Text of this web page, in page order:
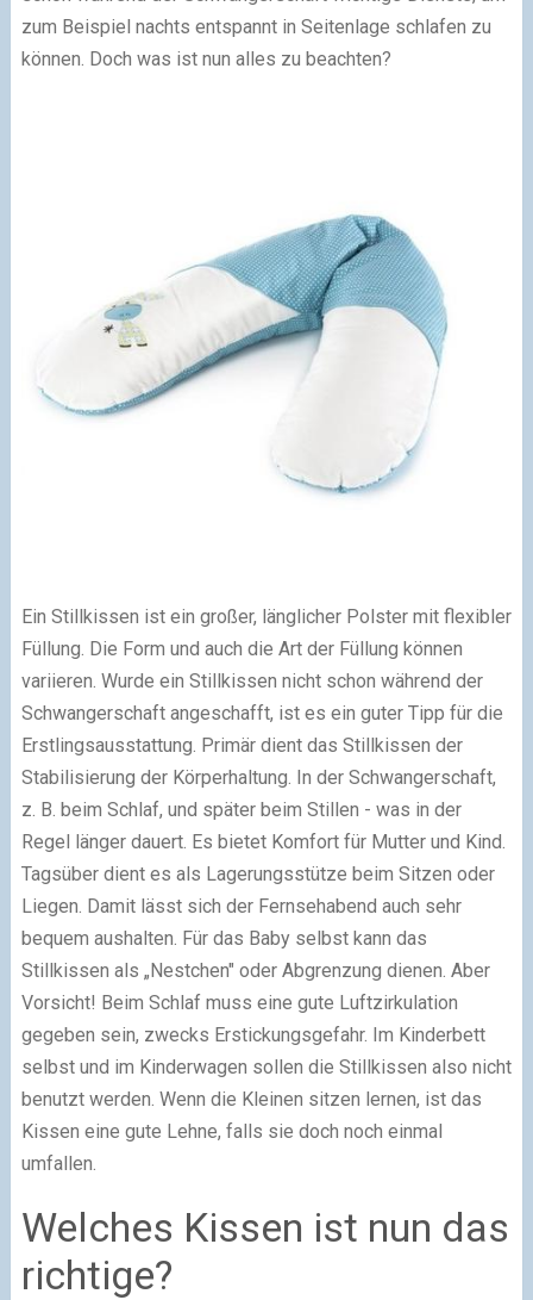
zum Beispiel nachts entspannt in Seitenlage schlafen zu
können. Doch was ist nun alles zu beachten?
Ein Stillkissen ist ein großer, länglicher Polster mit flexibler
Füllung. Die Form und auch die Art der Füllung können
variieren. Wurde ein Stillkissen nicht schon während der
Schwangerschaft angeschafft, ist es ein guter Tipp für die
Erstlingsausstattung. Primär dient das Stillkissen der
Stabilisierung der Körperhaltung. In der Schwangerschaft,
z. B. beim Schlaf, und später beim Stillen - was in der
Regel länger dauert. Es bietet Komfort für Mutter und Kind.
Tagsüber dient es als Lagerungsstütze beim Sitzen oder
Liegen. Damit lässt sich der Fernsehabend auch sehr
bequem aushalten. Für das Baby selbst kann das
Stillkissen als „Nestchen" oder Abgrenzung dienen. Aber
Vorsicht! Beim Schlaf muss eine gute Luftzirkulation
gegeben sein, zwecks Erstickungsgefahr. Im Kinderbett
selbst und im Kinderwagen sollen die Stillkissen also nicht
benutzt werden. Wenn die Kleinen sitzen lernen, ist das
Kissen eine gute Lehne, falls sie doch noch einmal
umfallen.
Welches Kissen ist nun das
richtige?